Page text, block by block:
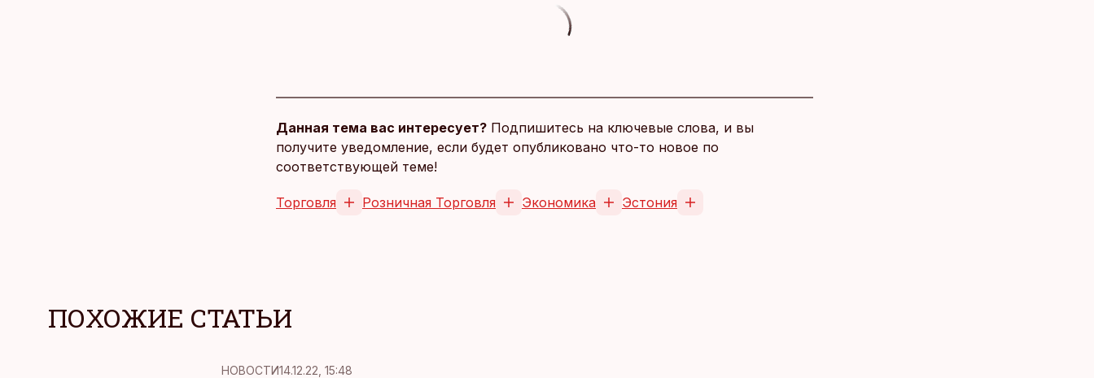
Данная тема вас интересует? Подпишитесь на ключевые слова, и вы
получите уведомление, если будет опубликовано что-то новое по
соответствующей теме!
Торговля Розничная Торговля Экономика Эстония
ПОХОЖИЕ СТАТЬИ
НОВОСТИ14.12.22, 15:48